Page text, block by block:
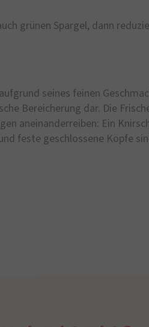
grünen Spargel, dann
seines feinen
Bereicherung dar. Die
aneinanderreiben: Ein
feste geschlossene Köpfe